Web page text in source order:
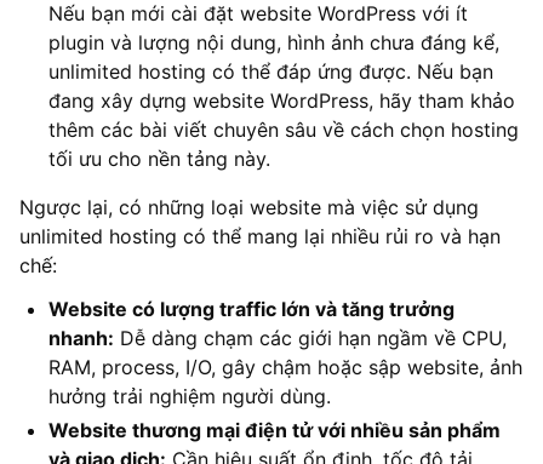
Nếu bạn mới cài đặt website WordPress với ít
plugin và lượng nội dung, hình ảnh chưa đáng kể,
unlimited hosting có thể đáp ứng được. Nếu bạn
đang xây dựng website WordPress, hãy tham khảo
thêm các bài viết chuyên sâu về cách chọn hosting
tối ưu cho nền tảng này.
Ngược lại, có những loại website mà việc sử dụng
unlimited hosting có thể mang lại nhiều rủi ro và hạn
chế:
Website có lượng traffic lớn và tăng trưởng
nhanh: Dễ dàng chạm các giới hạn ngầm về CPU,
RAM, process, I/O, gây chậm hoặc sập website, ảnh
hưởng trải nghiệm người dùng.
Website thương mại điện tử với nhiều sản phẩm